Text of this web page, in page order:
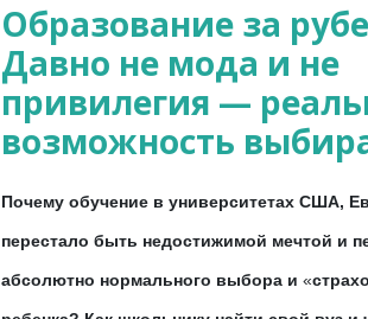
Образование за
Давно не мода и не
привилегия —
возможность
Почему обучение в университетах США,
перестало быть недостижимой мечтой и
абсолютно нормального выбора и «